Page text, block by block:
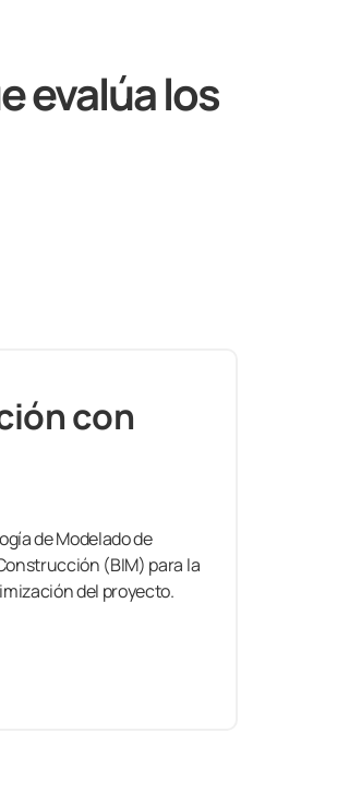
evalúa los
con
de Modelado de
(BIM) para la
del proyecto.